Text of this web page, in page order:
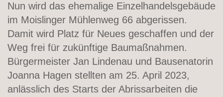
Nun wird das ehemalige Einzelhandelsgebäude
im Moislinger Mühlenweg 66 abgerissen.
Damit wird Platz für Neues geschaffen und der
Weg frei für zukünftige Baumaßnahmen.
Bürgermeister Jan Lindenau und Bausenatorin
Joanna Hagen stellten am 25. April 2023,
anlässlich des Starts der Abrissarbeiten die